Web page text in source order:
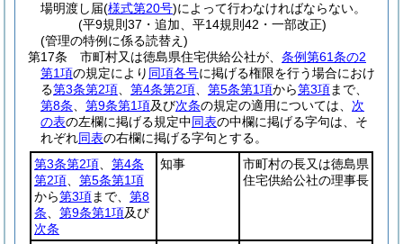
場明渡し届(様式第20号)によって行わなければならない。
(平9規則37・追加、平14規則42・一部改正)
(管理の特例に係る読替え)
第17条
市町村又は徳島県住宅供給公社が、 条例第61条の2
第1項の規定により 同項各号に掲げる権限を行う場合におけ
る第3条第2項 第4条第2項 第5条第1項から第3項まで、
第8条
第9条第1項及び次条の規定の適用については、 次
の表の左欄に掲げる規定中同表の中欄に掲げる字句は、そ
れぞれ同表の右欄に掲げる字句とする。
第3条第2項
第4条
第2項
第5条第1項
から第3項まで、 第8
条
第9条第1項及び
次条
知事
市町村の長又は徳島県
住宅供給公社の理事長